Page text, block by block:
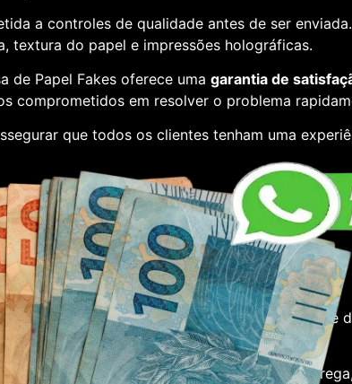
a controles de qualidade antes de ser
textura do papel e impressões holográficas.
de Papel Fakes oferece uma garantia de
comprometidos em resolver o problema
que todos os clientes tenham uma
ao cliente
suporte ao cliente. Contamos com uma
de compra, a qualidade das notas ou a